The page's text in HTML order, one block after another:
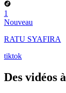
1
Nouveau
RATU SYAFIRA
tiktok
Des vidéos à